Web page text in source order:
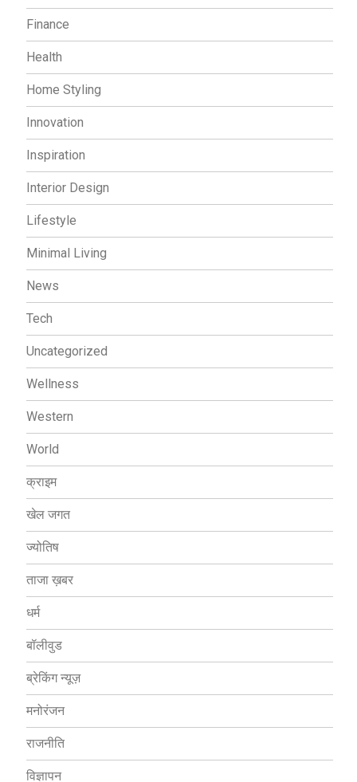
Finance
Health
Home Styling
Innovation
Inspiration
Interior Design
Lifestyle
Minimal Living
News
Tech
Uncategorized
Wellness
Western
World
क्राइम
खेल जगत
ज्योतिष
ताजा ख़बर
धर्म
बॉलीवुड
ब्रेकिंग न्यूज़
मनोरंजन
राजनीति
विज्ञापन